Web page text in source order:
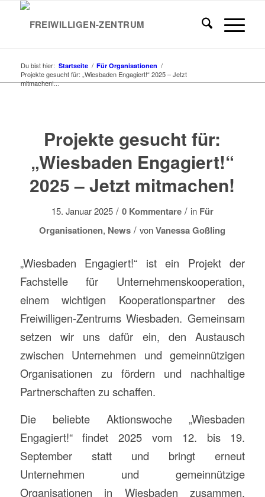
Du bist hier: Startseite / Für Organisationen /
Projekte gesucht für: „Wiesbaden Engagiert!“ 2025 – Jetzt
mitmachen!...
Projekte gesucht für:
„Wiesbaden Engagiert!“
2025 – Jetzt mitmachen!
15. Januar 2025 / 0 Kommentare / in Für
Organisationen, News / vonVanessa Goßling
„Wiesbaden Engagiert!“ ist ein Projekt der
Fachstelle für Unternehmenskooperation,
einem wichtigen Kooperationspartner des
Freiwilligen-Zentrums Wiesbaden. Gemeinsam
setzen wir uns dafür ein, den Austausch
zwischen Unternehmen und gemeinnützigen
Organisationen zu fördern und nachhaltige
Partnerschaften zu schaffen.
Die beliebte Aktionswoche „Wiesbaden
Engagiert!“ findet 2025 vom 12. bis 19.
September statt und bringt erneut
Unternehmen und gemeinnützige
Organisationen in Wiesbaden zusammen.